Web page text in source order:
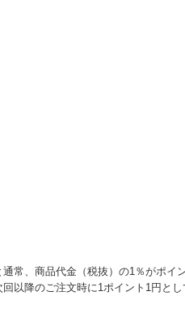
常、商品代金（税抜）の1％がポイ
以降のご注文時に1ポイント1円と